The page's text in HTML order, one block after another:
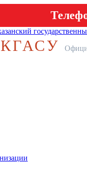
КГАСУ